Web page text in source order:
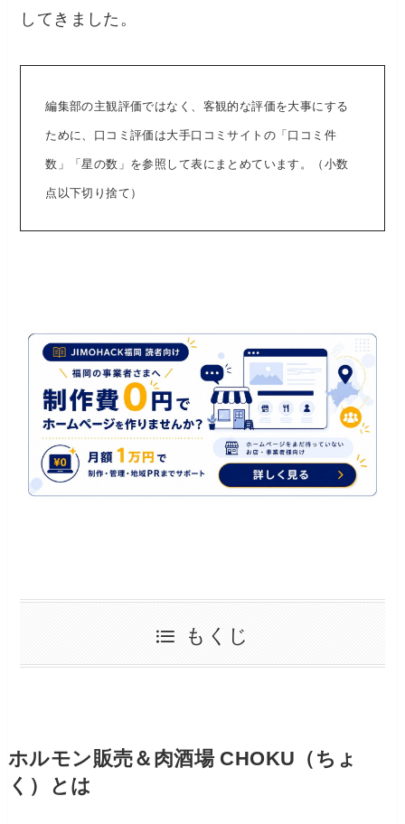
してきました。
編集部の主観評価ではなく、客観的な評価を大事にする
ために、口コミ評価は大手口コミサイトの「口コミ件
数」「星の数」を参照して表にまとめています。（小数
点以下切り捨て）
もくじ
ホルモン販売＆肉酒場 CHOKU（ちょ
く）とは